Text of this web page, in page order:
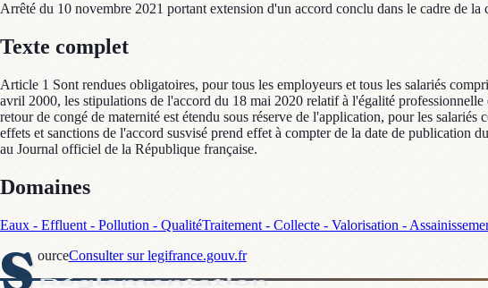
Arrêté du 10 novembre 2021 portant extension d'un accord conclu dans le cadre de
Texte complet
Article 1 Sont rendues obligatoires, pour tous les employeurs et tous les salariés
avril 2000, les stipulations de l'accord du 18 mai 2020 relatif à l'égalité
retour de congé de maternité est étendu sous réserve de l'application, pour les
effets et sanctions de l'accord susvisé prend effet à compter de la date de publication
au Journal officiel de la République française.
Domaines
Eaux - Effluent - Pollution - QualitéTraitement - Collecte - Valorisation -
S ourceConsulter sur legifrance.gouv.fr